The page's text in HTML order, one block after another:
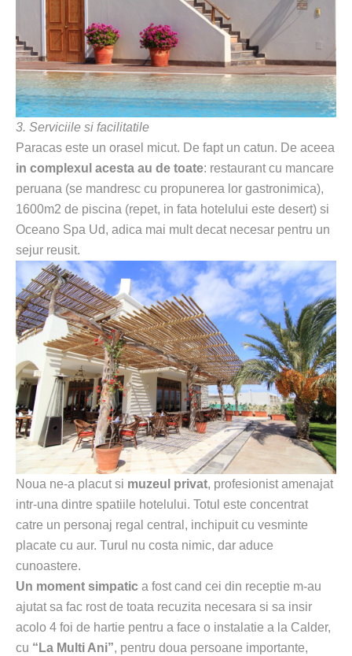
3. Serviciile si facilitatile
Paracas este un orasel micut. De fapt un catun. De aceea
in complexul acesta au de toate: restaurant cu mancare
peruana (se mandresc cu propunerea lor gastronimica),
1600m2 de piscina (repet, in fata hotelului este desert) si
Oceano Spa Ud, adica mai mult decat necesar pentru un
sejur reusit.
Noua ne-a placut si muzeul privat, profesionist amenajat
intr-una dintre spatiile hotelului. Totul este concentrat
catre un personaj regal central, inchipuit cu vesminte
placate cu aur. Turul nu costa nimic, dar aduce
cunoastere.
Un moment simpatic a fost cand cei din receptie m-au
ajutat sa fac rost de toata recuzita necesara si sa insir
acolo 4 foi de hartie pentru a face o instalatie a la Calder,
cu “La Multi Ani”, pentru doua persoane importante,